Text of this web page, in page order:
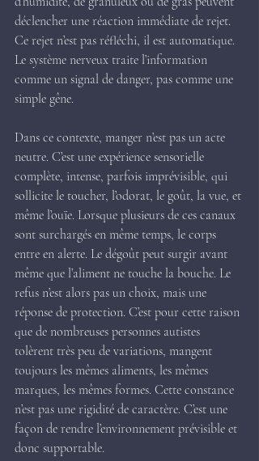
déclencher une réaction immédiate de rejet.
Ce rejet n’est pas réfléchi, il est automatique.
Le système nerveux traite l’information
comme un signal de danger, pas comme une
simple gêne.
Dans ce contexte, manger n’est pas un acte
neutre. C’est une expérience sensorielle
complète, intense, parfois imprévisible, qui
sollicite le toucher, l’odorat, le goût, la vue, et
même l’ouïe. Lorsque plusieurs de ces canaux
sont surchargés en même temps, le corps
entre en alerte. Le dégoût peut surgir avant
même que l’aliment ne touche la bouche. Le
refus n’est alors pas un choix, mais une
réponse de protection. C’est pour cette raison
que de nombreuses personnes autistes
tolèrent très peu de variations, mangent
toujours les mêmes aliments, les mêmes
marques, les mêmes formes. Cette constance
n’est pas une rigidité de caractère. C’est une
façon de rendre l’environnement prévisible et
donc supportable.